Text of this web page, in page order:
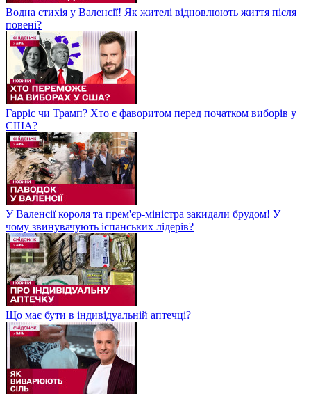
Водна стихія у Валенсії! Як жителі відновлюють життя після
повені?
Гарріс чи Трамп? Хто є фаворитом перед початком виборів у
США?
У Валенсії короля та прем'єр-міністра закидали брудом! У
чому звинувачують іспанських лідерів?
Що має бути в індивідуальній аптечці?